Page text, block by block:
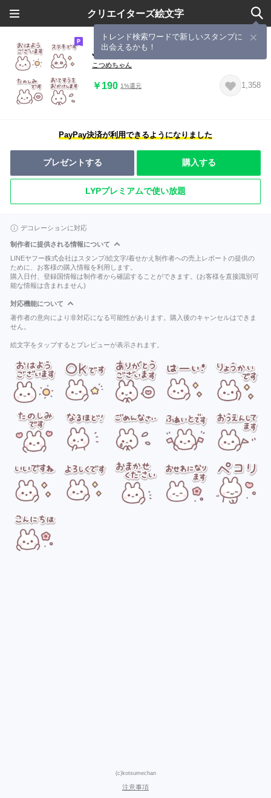
クリエイターズ絵文字
トレンド検索ワードで新しいスタンプに
出会えるかも！
ぷちっとけいご◌
こつめちゃん
￥190 1%還元 1,358
PayPay決済が利用できるようになりました
プレゼントする 購入する
LYPプレミアムで使い放題
デコレーションに対応
制作者に提供される情報について
LINEヤフー株式会社はスタンプ/絵文字/着せかえ制作者への売上レポートの提供の
ために、お客様の購入情報を利用します。
購入日付、登録国情報は制作者から確認することができます。(お客様を直接識別可
能な情報は含まれません)
対応機能について
著作者の意向により非対応になる可能性があります。購入後のキャンセルはできま
せん。
絵文字をタップするとプレビューが表示されます。
(c)kotsumechan
注意事項